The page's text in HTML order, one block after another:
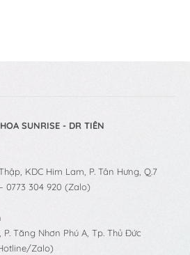
SUNRISE - DR TIÊN
KDC Him Lam, P. Tân Hưng, Q.7
0773 304 920 (Zalo)
P. Tăng Nhơn Phú A, Tp. Thủ Đức
Zalo)